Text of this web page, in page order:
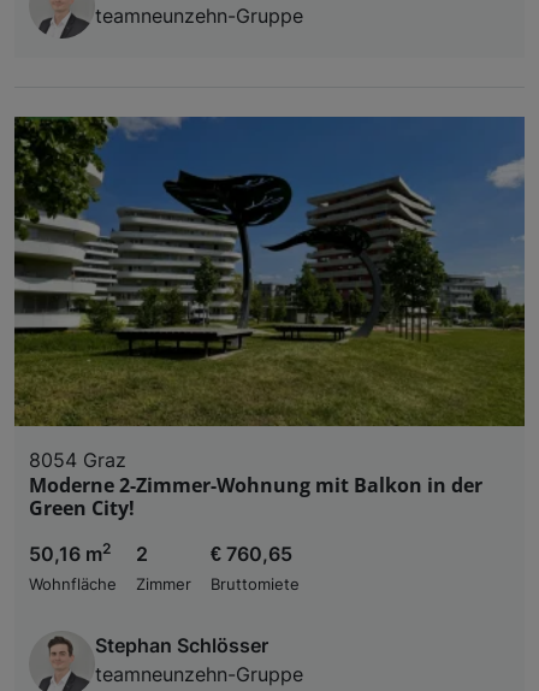
teamneunzehn-Gruppe
8054 Graz
Moderne 2-Zimmer-Wohnung mit Balkon in der
Green City!
50,16 m2
Wohnfläche
2
Zimmer
€ 760,65
Bruttomiete
Stephan Schlösser
teamneunzehn-Gruppe